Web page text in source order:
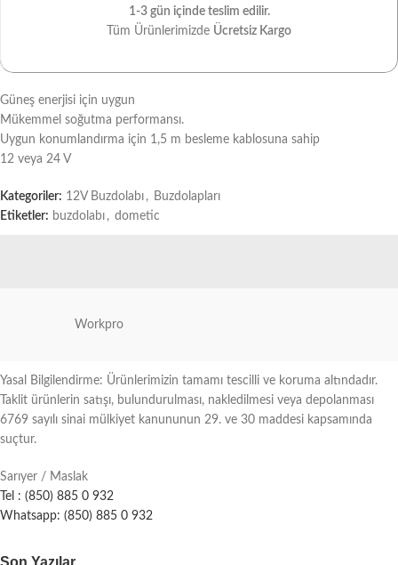
1-3 gün içinde teslim edilir.
Tüm Ürünlerimizde Ücretsiz Kargo
Güneş enerjisi için uygun
Mükemmel soğutma performansı.
Uygun konumlandırma için 1,5 m besleme kablosuna sahip
12 veya 24 V
Kategoriler: 12V Buzdolabı , Buzdolapları
Etiketler: buzdolabı , dometic
Workpro
Yasal Bilgilendirme: Ürünlerimizin tamamı tescilli ve koruma altındadır.
Taklit ürünlerin satışı, bulundurulması, nakledilmesi veya depolanması
6769 sayılı sinai mülkiyet kanununun 29. ve 30 maddesi kapsamında
suçtur.
Sarıyer / Maslak
Tel : (850) 885 0 932
Whatsapp: (850) 885 0 932
Son Yazılar